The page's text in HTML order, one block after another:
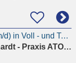
Anästhesiepflegekraft (w/m/d) in Voll - und Teilzeit
Dr. med. Christiane Gebhardt - Praxis ATOS Klinik Fleetinsel Hamburg - Chirurgie